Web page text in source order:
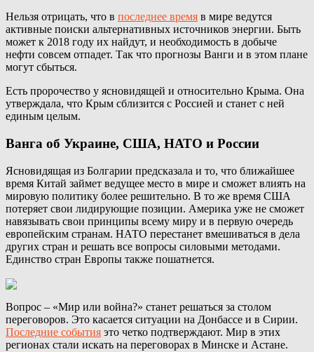
Нельзя отрицать, что в последнее время в мире ведутся
активные поиски альтернативных источников энергии. Быть
может к 2018 году их найдут, и необходимость в добыче
нефти совсем отпадет. Так что прогнозы Ванги и в этом плане
могут сбыться.
Есть пророчество у ясновидящей и относительно Крыма. Она
утверждала, что Крым сблизится с Россией и станет с ней
единым целым.
Ванга об Украине, США, НАТО и России
Ясновидящая из Болгарии предсказала и то, что ближайшее
время Китай займет ведущее место в мире и сможет влиять на
мировую политику более решительно. В то же время США
потеряет свои лидирующие позиции. Америка уже не сможет
навязывать свои принципы всему миру и в первую очередь
европейским странам. НАТО перестанет вмешиваться в дела
других стран и решать все вопросы силовыми методами.
Единство стран Европы также пошатнется.
Вопрос – «Мир или война?» станет решаться за столом
переговоров. Это касается ситуации на Донбассе и в Сирии.
Последние события это четко подтверждают. Мир в этих
регионах стали искать на переговорах в Минске и Астане.